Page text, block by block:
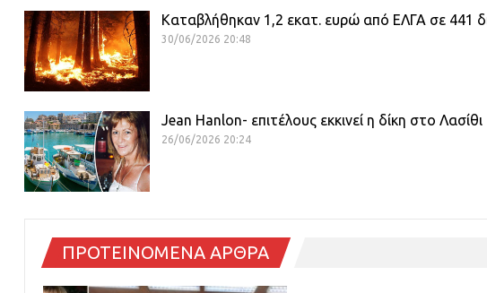
Καταβλήθηκαν 1,2 εκατ. ευρώ από ΕΛΓΑ σε 441
30/06/2026 20:48
Jean Hanlon- επιτέλους εκκινεί η δίκη στο Λασίθι
26/06/2026 20:24
ΠΡΟΤΕΙΝΟΜΕΝΑ ΑΡΘΡΑ